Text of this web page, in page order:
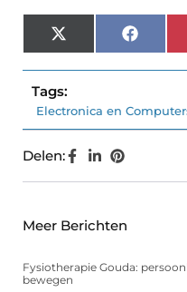
X
(Twitter)
Tags:
Electronica en
Delen:
Meer Berichten
Fysiotherapie Gouda:
bewegen